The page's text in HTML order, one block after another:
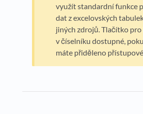
využít standardní funkce
dat z excelovských
jiných zdrojů. Tlačítko
v číselníku dostupné,
máte přiděleno